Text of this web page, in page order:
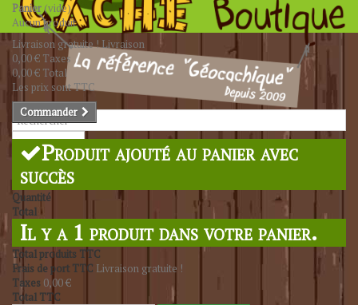
Rechercher
Panier(vide)
Aucun produit
Livraison gratuite !Livraison
0,00 € Taxes
0,00 € Total
Les prix sont TTC
Commander
Produit ajouté au panier avec
succès
Quantité
Total
Il y a 1 produit dans votre panier.
Total produits TTC
Frais de port TTC Livraison gratuite !
Taxes 0,00 €
Total TTC